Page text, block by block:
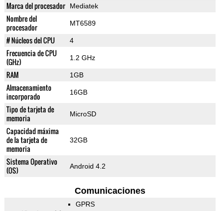
Marca del procesador Mediatek
Nombre del
procesador
MT6589
# Núcleos del CPU 4
Frecuencia de CPU
(GHz)
1.2 GHz
RAM 1GB
Almacenamiento
incorporado
16GB
Tipo de tarjeta de
memoria
MicroSD
Capacidad máxima
de la tarjeta de
memoria
32GB
Sistema Operativo
(OS)
Android 4.2
Comunicaciones
GPRS